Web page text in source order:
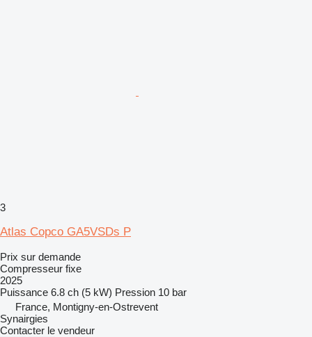
3
Atlas Copco GA5VSDs P
Prix sur demande
Compresseur fixe
2025
Puissance 6.8 ch (5 kW) Pression 10 bar
France, Montigny-en-Ostrevent
Synairgies
Contacter le vendeur